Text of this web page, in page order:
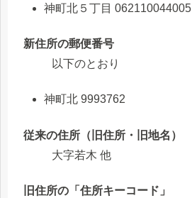
神町北５丁目 062110044005
新住所の郵便番号
以下のとおり
神町北 9993762
従来の住所（旧住所・旧地名）
大字若木 他
旧住所の「住所キーコード」